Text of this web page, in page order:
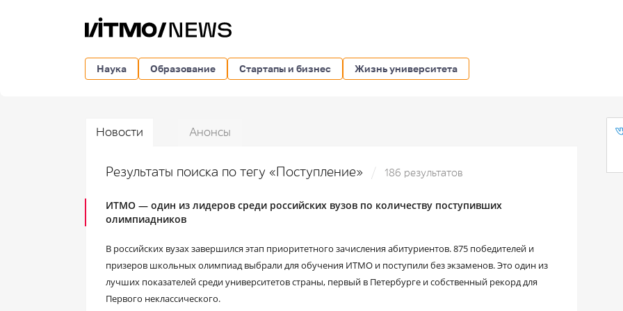
Наука Образование Стартапы и бизнес Жизнь университета
Новости Анонсы
Результаты поиска по тегу «Поступление» 186 результатов
ИТМО — один из лидеров среди российских вузов по количеству поступивших
олимпиадников
В российских вузах завершился этап приоритетного зачисления абитуриентов. 875 победителей и
призеров школьных олимпиад выбрали для обучения ИТМО и поступили без экзаменов. Это один из
лучших показателей среди университетов страны, первый в Петербурге и собственный рекорд для
Первого неклассического.